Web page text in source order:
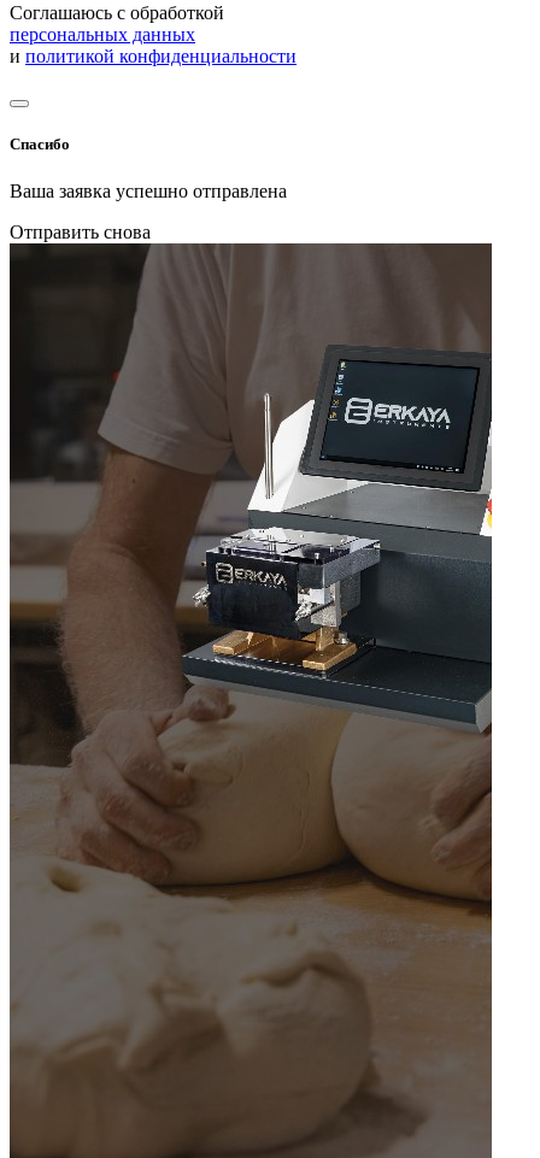
Соглашаюсь с обработкой
персональных данных
и политикой конфиденциальности
Спасибо
Ваша заявка успешно отправлена
Отправить снова